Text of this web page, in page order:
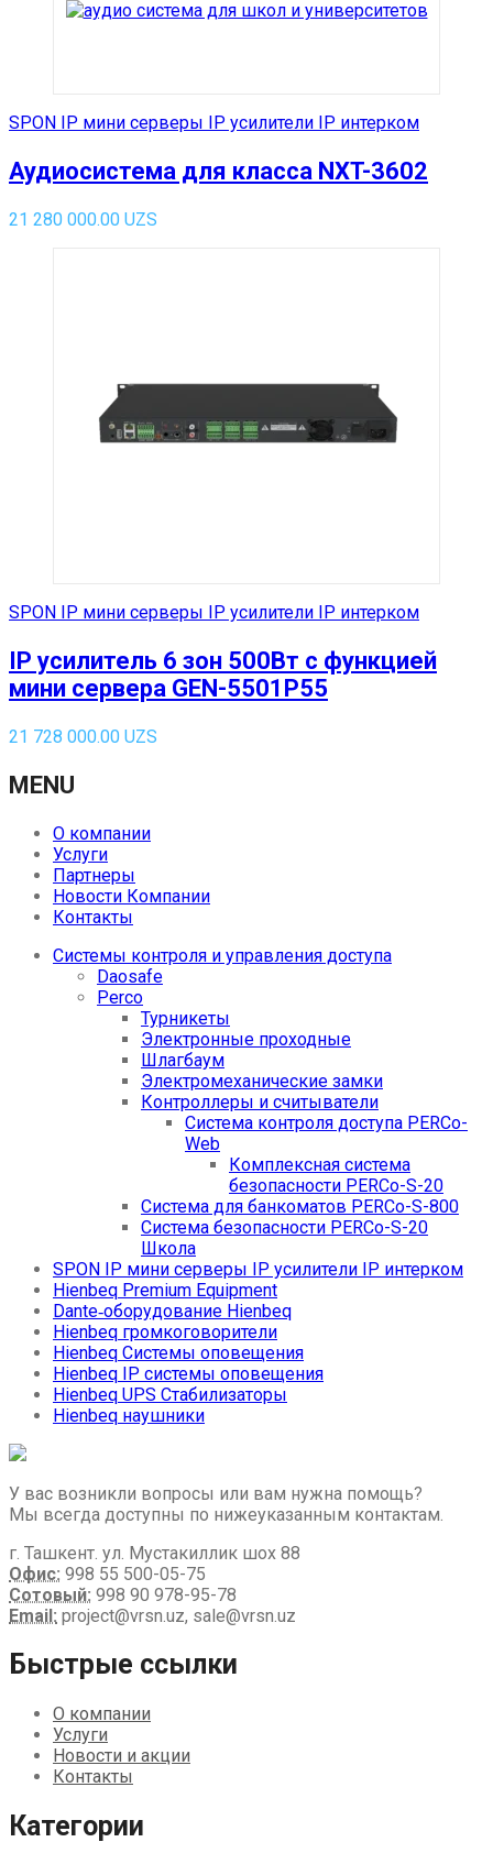
SPON IP мини серверы IP усилители IP интерком
Аудиосистема для класса NXT-3602
21 280 000.00 UZS
SPON IP мини серверы IP усилители IP интерком
IP усилитель 6 зон 500Вт с функцией
мини сервера GEN-5501P55
21 728 000.00 UZS
MENU
О компании
Услуги
Партнеры
Новости Компании
Контакты
Системы контроля и управления доступа
Daosafe
Perco
Турникеты
Электронные проходные
Шлагбаум
Электромеханические замки
Контроллеры и считыватели
Система контроля доступа PERCo-
Web
Комплексная система
безопасности PERCo-S-20
Система для банкоматов PERCo-S-800
Система безопасности PERCo-S-20
Школа
SPON IP мини серверы IP усилители IP интерком
Hienbeq Premium Equipment
Dante‑оборудование Hienbeq
Hienbeq громкоговорители
Hienbeq Системы оповещения
Hienbeq IP системы оповещения
Hienbeq UPS Стабилизаторы
Hienbeq наушники
У вас возникли вопросы или вам нужна помощь?
Мы всегда доступны по нижеуказанным контактам.
г. Ташкент. ул. Мустакиллик шох 88
Офис: 998 55 500-05-75
Сотовый: 998 90 978-95-78
Email: project@vrsn.uz, sale@vrsn.uz
Быстрые ссылки
О компании
Услуги
Новости и акции
Контакты
Категории